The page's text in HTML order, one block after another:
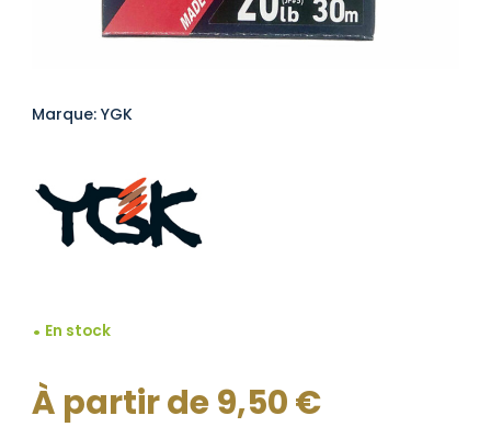
Marque: YGK
En stock
À partir de9,50€